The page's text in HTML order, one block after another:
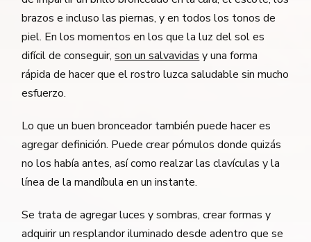
brazos e incluso las piernas, y en todos los tonos de
piel. En los momentos en los que la luz del sol es
difícil de conseguir,son un salvavidas y una forma
rápida de hacer que el rostro luzca saludable sin mucho
esfuerzo.
Lo que un buen bronceador también puede hacer es
agregar definición. Puede crear pómulos donde quizás
no los había antes, así como realzar las clavículas y la
línea de la mandíbula en un instante.
Se trata de agregar luces y sombras, crear formas y
adquirir un resplandor iluminado desde adentro que se